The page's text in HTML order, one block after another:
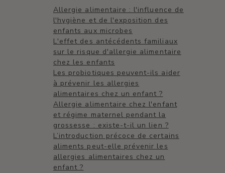
Allergie alimentaire : l'influence de
l'hygiène et de l'exposition des
enfants aux microbes
L'effet des antécédents familiaux
sur le risque d'allergie alimentaire
chez les enfants
Les probiotiques peuvent-ils aider
à prévenir les allergies
alimentaires chez un enfant ?
Allergie alimentaire chez l'enfant
et régime maternel pendant la
grossesse : existe-t-il un lien ?
L’introduction précoce de certains
aliments peut-elle prévenir les
allergies alimentaires chez un
enfant ?